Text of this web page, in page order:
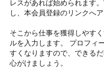
レスがあれば始められます
し、本会員登録のリンクへ
そこから仕事を獲得しやす
ルを入力します。 プロフィ
すくなりますので、できる
心がけましょう。